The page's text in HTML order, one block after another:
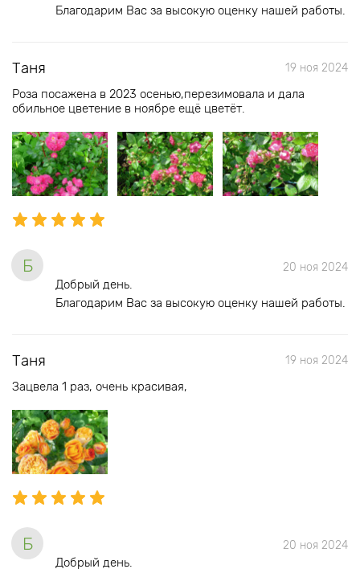
Благодарим Вас за высокую оценку нашей работы.
Таня 19 ноя 2024
Роза посажена в 2023 осенью,перезимовала и дала
обильное цветение в ноябре ещё цветёт.
Б 20 ноя 2024
Добрый день.
Благодарим Вас за высокую оценку нашей работы.
Таня 19 ноя 2024
Зацвела 1 раз, очень красивая,
Б 20 ноя 2024
Добрый день.